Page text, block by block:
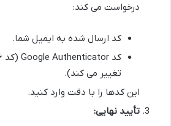
درخواست می کند:
کد ارسال شده به ایمیل شما.
تغییر می کند).
این کدها را با دقت وارد کنید.
تأیید نهایی: